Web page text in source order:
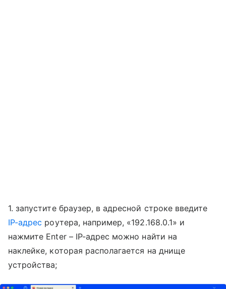
1. запустите браузер, в адресной строке введите
IP-адрес роутера, например, «192.168.0.1» и
нажмите Enter – IP-адрес можно найти на
наклейке, которая располагается на днище
устройства;